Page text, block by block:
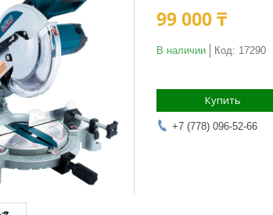
99 000 ₸
В наличии Код: 17290
Купить
+7 (778) 096-52-66